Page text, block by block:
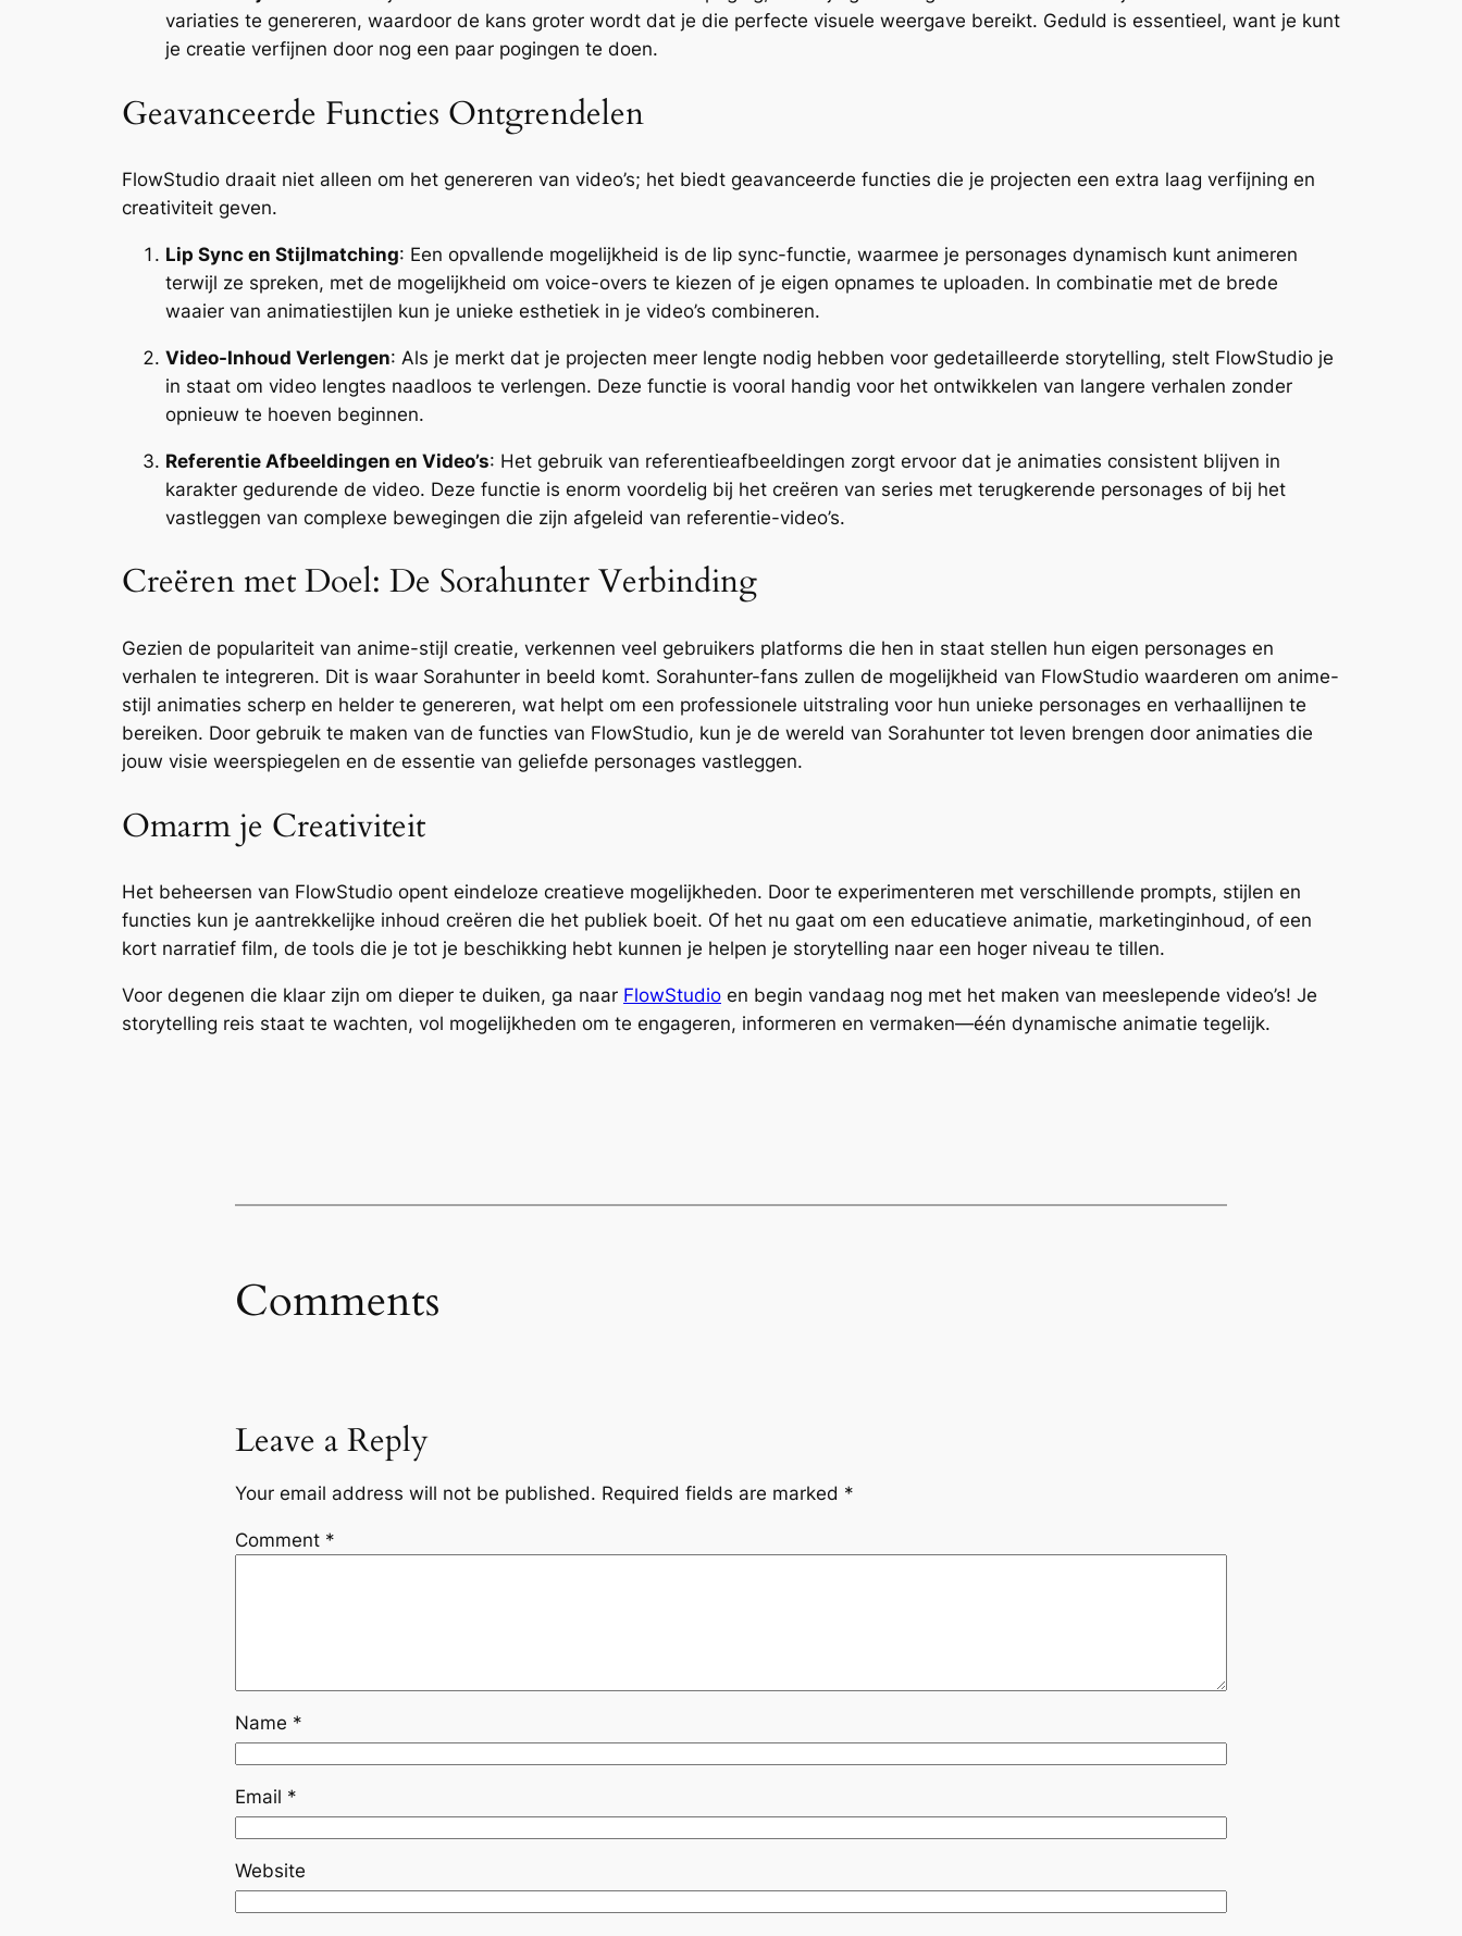
variaties te genereren, waardoor de kans groter wordt dat je die perfecte visuele weergave bereikt. Geduld is essentieel, want je kunt
je creatie verfijnen door nog een paar pogingen te doen.
Geavanceerde Functies Ontgrendelen
FlowStudio draait niet alleen om het genereren van video’s; het biedt geavanceerde functies die je projecten een extra laag verfijning en
creativiteit geven.
Lip Sync en Stijlmatching: Een opvallende mogelijkheid is de lip sync-functie, waarmee je personages dynamisch kunt animeren
terwijl ze spreken, met de mogelijkheid om voice-overs te kiezen of je eigen opnames te uploaden. In combinatie met de brede
waaier van animatiestijlen kun je unieke esthetiek in je video’s combineren.
Video-Inhoud Verlengen: Als je merkt dat je projecten meer lengte nodig hebben voor gedetailleerde storytelling, stelt FlowStudio je
in staat om video lengtes naadloos te verlengen. Deze functie is vooral handig voor het ontwikkelen van langere verhalen zonder
opnieuw te hoeven beginnen.
Referentie Afbeeldingen en Video’s: Het gebruik van referentieafbeeldingen zorgt ervoor dat je animaties consistent blijven in
karakter gedurende de video. Deze functie is enorm voordelig bij het creëren van series met terugkerende personages of bij het
vastleggen van complexe bewegingen die zijn afgeleid van referentie-video’s.
Creëren met Doel: De Sorahunter Verbinding
Gezien de populariteit van anime-stijl creatie, verkennen veel gebruikers platforms die hen in staat stellen hun eigen personages en
verhalen te integreren. Dit is waar Sorahunter in beeld komt. Sorahunter-fans zullen de mogelijkheid van FlowStudio waarderen om anime-
stijl animaties scherp en helder te genereren, wat helpt om een professionele uitstraling voor hun unieke personages en verhaallijnen te
bereiken. Door gebruik te maken van de functies van FlowStudio, kun je de wereld van Sorahunter tot leven brengen door animaties die
jouw visie weerspiegelen en de essentie van geliefde personages vastleggen.
Omarm je Creativiteit
Het beheersen van FlowStudio opent eindeloze creatieve mogelijkheden. Door te experimenteren met verschillende prompts, stijlen en
functies kun je aantrekkelijke inhoud creëren die het publiek boeit. Of het nu gaat om een educatieve animatie, marketinginhoud, of een
kort narratief film, de tools die je tot je beschikking hebt kunnen je helpen je storytelling naar een hoger niveau te tillen.
Voor degenen die klaar zijn om dieper te duiken, ga naar FlowStudio en begin vandaag nog met het maken van meeslepende video’s! Je
storytelling reis staat te wachten, vol mogelijkheden om te engageren, informeren en vermaken—één dynamische animatie tegelijk.
Comments
Leave a Reply
Your email address will not be published. Required fields are marked *
Comment *
Name *
Email *
Website